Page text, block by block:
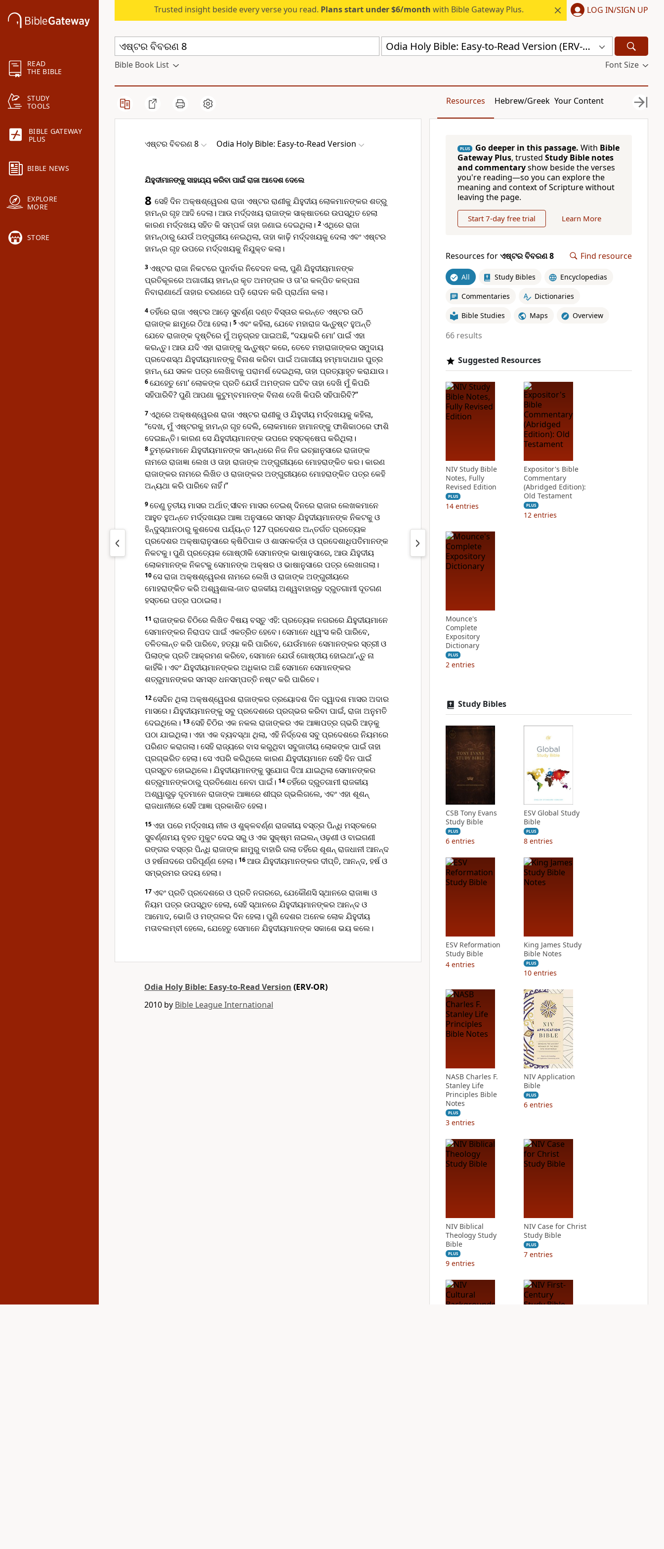
READ
THE BIBLE
STUDY
TOOLS
BIBLE GATEWAY
PLUS
BIBLE NEWS
EXPLORE
MORE
STORE
Trusted insight beside every verse you read. Plans start under $6/month with Bible Gateway Plus. LOG IN/SIGN UP
Odia Holy Bible: Easy-to-Read Version (ERV-OR)
Bible Book List Font Size
Resources Hebrew/Greek Your Content
ଏଷ୍ଟର ବିବରଣ 8 Odia Holy Bible: Easy-to-Read Version
ଯିହୁଦୀମାନଙ୍କୁ ସାହାଯ୍ୟ କରିବା ପାଇଁ ରାଜା ଆଦେଶ ଦେଲେ
8 ସେହି ଦିନ ଅକ୍ଷଶ୍ୱେରଶ ରାଜା ଏଷ୍ଟର ରାଣୀକୁ ଯିହୁଦୀୟ ଲୋକମାନଙ୍କର ଶତ୍ରୁ
ହାମ‌ନ୍‌ର ଗୃହ ଆଦି ଦେଲା। ଆଉ ମର୍ଦ୍ଦଖୟ ରାଜାଙ୍କ ସାକ୍ଷାତରେ ଉପସ୍ଥିତ ହେଲା
କାରଣ ମର୍ଦ୍ଦଖୟ ସହିତ କି ସମ୍ପର୍କ ତାହା ଜଣାଇ ଦେଇଥିଲା। 2ଏଥିରେ ରାଜା
ହାମ‌ନ୍‌ଠାରୁ ଯେଉଁ ଅଙ୍ଗୁରୀୟ ନେଇଥିଲା, ତାହା କାଢ଼ି ମର୍ଦ୍ଦଖୟକୁ ଦେଲା ଏବଂ ଏଷ୍ଟର
ହାମ‌ନ୍‌ର ଗୃହ ଉପରେ ମର୍ଦ୍ଦଖୟକୁ ନିଯୁକ୍ତ କଲା।
3ଏଷ୍ଟର ରାଜା ନିକଟରେ ପୁନର୍ବାର ନିବେଦନ କଲା, ପୁଣି ଯିହୁଦୀୟମାନଙ୍କ
ପ୍ରତିକୂଳରେ ଅଗାଗୀୟ ହାମ‌ନ୍‌ର କୃତ ଅମଙ୍ଗଳ ଓ ତା'ର କଳ୍ପିତ କଳ୍ପନା
ନିବାରାଣାର୍ଥେ ତାହାର ଚରଣରେ ପଡ଼ି ରୋଦନ କରି ପ୍ରାର୍ଥନା କଲା।
4ତହିଁରେ ରାଜା ଏଷ୍ଟର ଆଡ଼େ ସୁବର୍ଣ୍ଣ ଦଣ୍ତ ବିସ୍ତାର କରନ୍ତେ ଏଷ୍ଟର ଉଠି
ରାଜାଙ୍କ ଛାମୁରେ ଠିଆ ହେଲା। 5ଏବଂ କହିଲା, ଯେବେ ମହାରାଜ ସନ୍ତୁଷ୍ଟ ହୁଅନ୍ତି
ଯେବେ ରାଜାଙ୍କ ଦୃଷ୍ଟିରେ ମୁଁ ଅନୁଗ୍ରହ ପାଇଅଛି, “ଦୟାକରି ମୋ’ ପାଇଁ ଏହା
କରନ୍ତୁ। ଆଉ ଯଦି ଏହା ରାଜାଙ୍କୁ ସନ୍ତୁଷ୍ଟ କରେ, ତେବେ ମହାରାଜାଙ୍କର ସମୁଦାୟ
ପ୍ରଦେଶସ୍ଥ ଯିହୁଦୀୟମାନଙ୍କୁ ବିନାଶ କରିବା ପାଇଁ ଅଗାଗୀୟ ହମ୍ମାଦାଥାର ପୁତ୍ର
ହାମନ୍ ଯେ ସକଳ ପତ୍ର ଲେଖିବାକୁ ପରାମର୍ଶ ଦେଇଥିଲା, ତାହା ପ୍ରତ୍ୟାହୃତ କରାଯାଉ।
6ଯେହେତୁ ମୋ’ ଲୋକଙ୍କ ପ୍ରତି ଯେଉଁ ଅମଙ୍ଗଳ ଘଟିବ ତାହା ଦେଖି ମୁଁ କିପରି
ସହିପାରିବି? ପୁଣି ଆପଣା କୁଟୁମ୍ବମାନଙ୍କ ବିନାଶ ଦେଖି କିପରି ସହିପାରିବି?”
7ଏଥିରେ ଅକ୍ଷଶ୍ୱେରଶ ରାଜା ଏଷ୍ଟର ରାଣୀକୁ ଓ ଯିହୁଦୀୟ ମର୍ଦ୍ଦଖୟକୁ କହିଲା,
“ଦେଖ, ମୁଁ ଏଷ୍ଟରକୁ ହାମ‌ନ୍‌ର ଗୃହ ଦେଲି, ଲୋକମାନେ ହାମା‌ନଙ୍କୁ ଫାଶିକାଠରେ ଫାଶି
ଦେଇଛନ୍ତି। କାରଣ ସେ ଯିହୁଦୀୟମାନଙ୍କ ଉପରେ ହସ୍ତକ୍ଷେପ କରିଥିଲା।
8ତୁମ୍ଭେମାନେ ଯିହୁଦୀୟମାନଙ୍କ ସମନ୍ଧରେ ନିଜ ନିଜ ଇଚ୍ଛାନୁସାରେ ରାଜାଙ୍କ
ନାମରେ ରାଜାଜ୍ଞା ଲେଖ ଓ ତାହା ରାଜାଙ୍କ ଅଙ୍ଗୁରୀୟରେ ମୋହରାଙ୍କିତ କର। କାରଣ
ରାଜାଙ୍କର ନାମରେ ଲିଖିତ ଓ ରାଜାଙ୍କର ଅଙ୍ଗୁରୀୟରେ ମୋହରାଙ୍କିତ ପତ୍ର କେହି
ଅନ୍ୟଥା କରି ପାରିବେ ନାହିଁ।”
9ତେଣୁ ତୃତୀୟ ମାସର ଅର୍ଥାତ୍ ସୀବନ ମାସର ତେଇଶ୍ ଦିନରେ ରାଜାର ଲେଖକମାନେ
ଆହୁତ ହୁଅନ୍ତେ ମର୍ଦ୍ଦଖୟର ଆଜ୍ଞା ଅନୁସାରେ ସମସ୍ତ ଯିହୁଦୀୟମାନଙ୍କ ନିକଟକୁ ଓ
ହିନ୍ଦୁସ୍ଥାନଠାରୁ କୁଶଦେଶ ପର୍ଯ୍ୟନ୍ତ 127 ପ୍ରଦେଶର ଅନ୍ତର୍ଗତ ପ୍ରତ୍ୟେକ
ପ୍ରଦେଶର ଅକ୍ଷାରାନୁସାରେ କ୍ଷିତିପାଳ ଓ ଶାସନକର୍ତ୍ତା ଓ ପ୍ରଦେଶାଧିପତିମାନଙ୍କ
ନିକଟକୁ। ପୁଣି ପ୍ରତ୍ୟେକ ଗୋଷ୍ଠୀକି ସେମାନଙ୍କ ଭାଷାନୁସାରେ, ଆଉ ଯିହୁଦୀୟ
ଲୋକମାନଙ୍କ ନିକଟକୁ ସେମାନଙ୍କ ଅକ୍ଷର ଓ ଭାଷାନୁସାରେ ପତ୍ର ଲେଖାଗଲା।
10ସେ ରାଜା ଅକ୍ଷଶ୍ୱେରଶ ନାମରେ ଲେଖି ଓ ରାଜାଙ୍କ ଅଙ୍ଗୁରୀୟରେ
ମୋହରାଙ୍କିତ କରି ଅଶ୍ୱଶାଳା-ଜାତ ରାଜକୀୟ ଅଶ୍ୱବାହାରୂଢ଼ ଦ୍ରୁତଗାମୀ ଦୂତଗଣ
ହସ୍ତରେ ପତ୍ର ପଠାଇଲା।
11 ରାଜାଙ୍କର ଚିଠିରେ ଲିଖିତ ବିଷୟ ବସ୍ତୁ ଏହି: ପ୍ରତ୍ୟେକ ନଗରରେ ଯିହୁଦୀୟମାନେ
ସେମାନଙ୍କର ନିରାପଦ ପାଇଁ ଏକତ୍ରିତ ହେବେ। ସେମାନେ ଧ୍ୱଂସ କରି ପାରିବେ,
ତଳିତଳାନ୍ତ କରି ପାରିବେ, ହତ୍ୟା କରି ପାରିବେ, ଯେଉଁମାନେ ସେମାନଙ୍କର ସ୍ତ୍ରୀ ଓ
ପିଲାଙ୍କ ପ୍ରତି ଆକ୍ରମଣ କରିବେ, ସେମାନେ ଯେଉଁ ଗୋଷ୍ଠୀୟ ହୋଇଥା’ନ୍ତୁ ନା
କାହିଁକି। ଏବଂ ଯିହୁଦୀୟମାନଙ୍କର ଅଧିକାର ଅଛି ସେମାନେ ସେମାନଙ୍କର
ଶତ୍ରୁମାନଙ୍କର ସମସ୍ତ ଧନସମ୍ପତ୍ତି ନଷ୍ଟ କରି ପାରିବେ।
12ସେଦିନ ଥିଲା ଅକ୍ଷଶ୍ୱେରଶ ରାଜାଙ୍କର ତ୍ରୟୋଦଶ ଦିନ ଦ୍ୱାଦଶ ମାସର ଅଦାର
ମାସରେ। ଯିହୁଦୀୟମାନଙ୍କୁ ସବୁ ପ୍ରଦେଶରେ ପ୍ରଗ୍ଭର କରିବା ପାଇଁ, ରାଜା ଅନୁମତି
ଦେଇଥିଲେ। 13ସେହି ଚିଠିର ଏକ ନକଲ ରାଜାଙ୍କର ଏକ ଆଜ୍ଞାପତ୍ର ଗ୍ଭରି ଆଡ଼କୁ
ପଠା ଯାଇଥିଲା। ଏହା ଏକ ବ୍ୟବସ୍ଥା ଥିଲା, ଏହି ନିର୍ଦ୍ଦେଶ ସବୁ ପ୍ରଦେଶରେ ନିୟମରେ
ପରିଣତ କରାଗଲା। ସେହି ରାଜ୍ୟରେ ବାସ କରୁଥିବା ସବୁଜାତୀୟ ଲୋକଙ୍କ ପାଇଁ ତାହା
ପ୍ରଗ୍ଭରିତ ହେଲା। ସେ ଏପରି କରିଥିଲେ କାରଣ ଯିହୁଦୀୟମାନେ ସେହି ଦିନ ପାଇଁ
ପ୍ରସ୍ତୁତ ହୋଇଥିଲେ। ଯିହୁଦୀୟମାନଙ୍କୁ ସୁଯୋଗ ଦିଆ ଯାଇଥିଲା ସେମାନଙ୍କର
ଶତ୍ରୁମାନଙ୍କଠାରୁ ପ୍ରତିଶୋଧ ନେବା ପାଇଁ। 14ତହିଁରେ ଦ୍ରୁତଗାମୀ ରାଜକୀୟ
ଅଶ୍ୱାରୁଢ଼ ଦୂତମାନେ ରାଜାଙ୍କ ଆଜ୍ଞାରେ ଶୀଘ୍ର ଗ୍ଭଲିଗଲେ, ଏବଂ ଏହା ଶୂଶନ୍
ରାଜଧାନୀରେ ସେହି ଆଜ୍ଞା ପ୍ରକାଶିତ ହେଲା।
15ଏହା ପରେ ମର୍ଦ୍ଦଖୟ ନୀଳ ଓ ଶୁକ୍ଳବର୍ଣ୍ଣ ରାଜକୀୟ ବସ୍ତ୍ର ପିନ୍ଧି ମସ୍ତକରେ
ସୁବର୍ଣ୍ଣମୟ ବୃହତ ମୁକୁଟ ଦେଇ ସରୁ ଓ ଏକ ସୁକ୍ଷ୍ମ ନାଇଲନ୍ ଓଢ଼ଣୀ ଓ ବାଇଗଣୀ
ରଙ୍ଗର ବସ୍ତ୍ର ପିନ୍ଧି ରାଜାଙ୍କ ଛାମୁରୁ ବାହାରି ଗଲା ତହିଁରେ ଶୂଶନ୍ ରାଜଧାନୀ ଆନନ୍ଦ
ଓ ହର୍ଷନାଦରେ ପରିପୂର୍ଣ୍ଣ ହେଲା। 16ଆଉ ଯିହୁଦୀୟମାନଙ୍କର ଦୀପ୍ତି, ଆନନ୍ଦ, ହର୍ଷ ଓ
ସମ୍ଭ୍ରମର ଉଦୟ ହେଲା।
17ଏବଂ ପ୍ରତି ପ୍ରଦେଶରେ ଓ ପ୍ରତି ନଗରରେ, ଯେକୌଣସି ସ୍ଥାନରେ ରାଜାଜ୍ଞା ଓ
ନିୟମ ପତ୍ର ଉପସ୍ଥିତ ହେଲା, ସେହି ସ୍ଥାନରେ ଯିହୁଦୀୟମାନଙ୍କର ଆନନ୍ଦ ଓ
ଆମୋଦ, ଭୋଜି ଓ ମଙ୍ଗଳର ଦିନ ହେଲା। ପୁଣି ଦେଶର ଅନେକ ଲୋକ ଯିହୁଦୀୟ
ମତାବଲମ୍ବୀ ହେଲେ, ଯେହେତୁ ସେମାନେ ଯିହୁଦୀୟମାନଙ୍କ ସକାଶେ ଭୟ କଲେ।
Odia Holy Bible: Easy-to-Read Version (ERV-OR)
2010 by Bible League International
PLUS Go deeper in this passage. With Bible
Gateway Plus, trusted Study Bible notes
and commentaryshow beside the verses
you're reading—so you can explore the
meaning and context of Scripture without
leaving the page.
Start 7-day free trial Learn More
Resources forଏଷ୍ଟର ବିବରଣ 8 Find resource
All Study Bibles Encyclopedias
Commentaries Dictionaries
Bible Studies Maps Overview
66 results
Suggested Resources
NIV Study Bible
Notes, Fully
Revised Edition
PLUS
14 entries
Expositor's Bible
Commentary
(Abridged Edition):
Old Testament
PLUS
12 entries
Mounce's
Complete
Expository
Dictionary
PLUS
2 entries
Study Bibles
CSB Tony Evans
Study Bible
PLUS
6 entries
ESV Global Study
Bible
PLUS
8 entries
ESV Reformation
Study Bible
4 entries
King James Study
Bible Notes
PLUS
10 entries
NASB Charles F.
Stanley Life
Principles Bible
Notes
PLUS
3 entries
NIV Application
Bible
PLUS
6 entries
NIV Biblical
Theology Study
Bible
PLUS
9 entries
NIV Case for Christ
Study Bible
PLUS
7 entries